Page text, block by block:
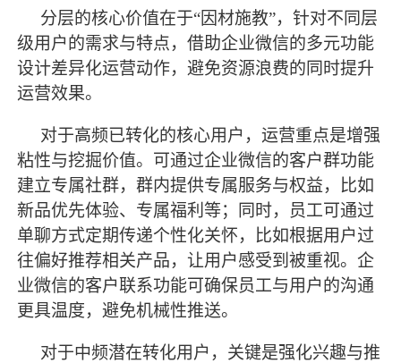
分层的核心价值在于“因材施教”，针对不同层
级用户的需求与特点，借助企业微信的多元功能
设计差异化运营动作，避免资源浪费的同时提升
运营效果。
对于高频已转化的核心用户，运营重点是增强
粘性与挖掘价值。可通过企业微信的客户群功能
建立专属社群，群内提供专属服务与权益，比如
新品优先体验、专属福利等；同时，员工可通过
单聊方式定期传递个性化关怀，比如根据用户过
往偏好推荐相关产品，让用户感受到被重视。企
业微信的客户联系功能可确保员工与用户的沟通
更具温度，避免机械性推送。
对于中频潜在转化用户，关键是强化兴趣与推